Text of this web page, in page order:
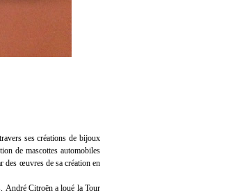
ses créations de bijoux
de mascottes automobiles
des œuvres de sa création en
André Citroën a loué la Tour